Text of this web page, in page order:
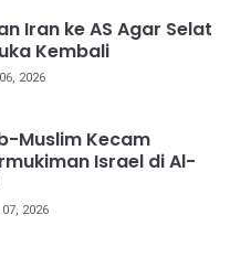
Iran ke AS Agar Selat
Kembali
2026
Muslim Kecam
Israel di Al-
2026